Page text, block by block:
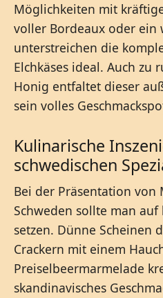
Möglichkeiten mit
voller Bordeaux oder ein
unterstreichen die
Elchkäses ideal. Auch zu
Honig entfaltet dieser
sein volles
Kulinarische
schwedischen
Bei der Präsentation von
Schweden sollte man
setzen. Dünne Scheinen
Crackern mit einem
Preiselbeermarmelade
skandinavisches